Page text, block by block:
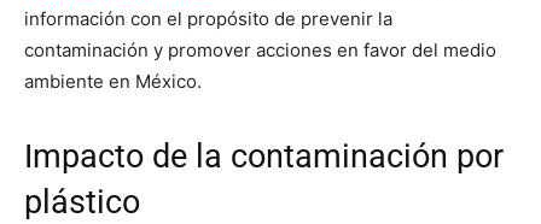
información con el propósito de prevenir la
contaminación y promover acciones en favor del medio
ambiente en México.
Impacto de la contaminación por
plástico